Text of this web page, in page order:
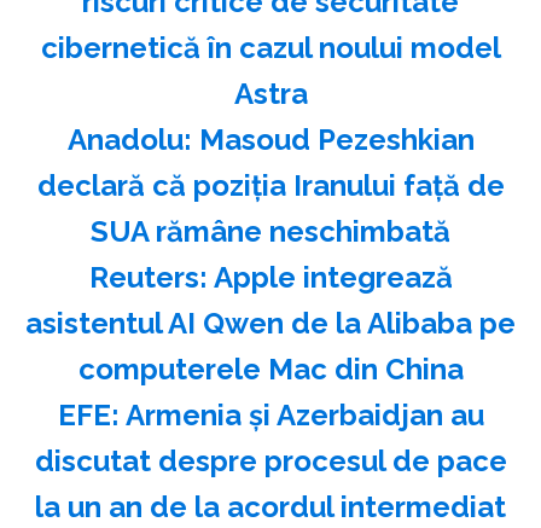
cibernetică în cazul noului model
Astra
Anadolu: Masoud Pezeshkian
declară că poziţia Iranului faţă de
SUA rămâne neschimbată
Reuters: Apple integrează
asistentul AI Qwen de la Alibaba pe
computerele Mac din China
EFE: Armenia şi Azerbaidjan au
discutat despre procesul de pace
la un an de la acordul intermediat